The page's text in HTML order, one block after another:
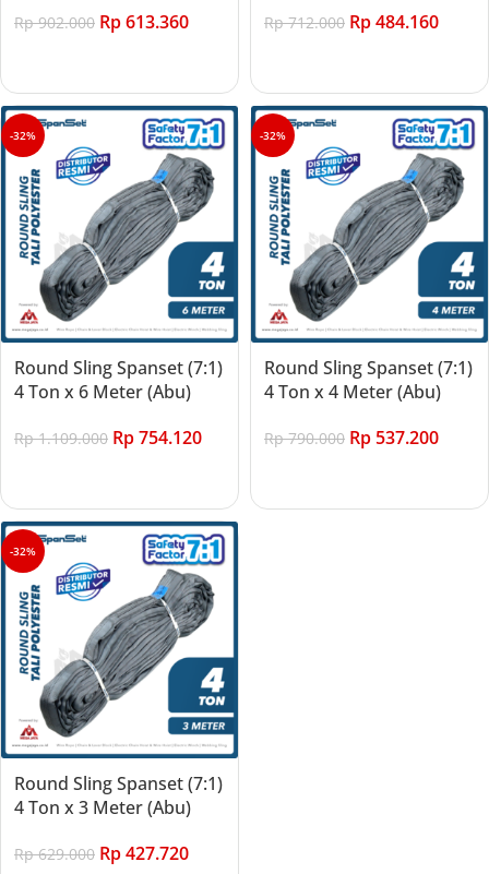
Rp902.000 Rp613.360 Rp712.000 Rp484.160
-32%
Round Sling Spanset (7:1)
4 Ton x 6 Meter (Abu)
Rp1.109.000 Rp754.120
-32%
Round Sling Spanset (7:1)
4 Ton x 4 Meter (Abu)
Rp790.000 Rp537.200
-32%
Round Sling Spanset (7:1)
4 Ton x 3 Meter (Abu)
Rp629.000 Rp427.720